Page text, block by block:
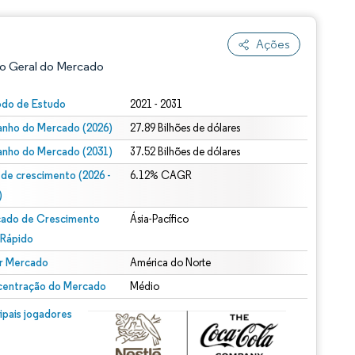
Ações
Geral do Mercado
de Estudo 2021 - 2031
do Mercado (2026) 27.89 Bilhões de dólares
do Mercado (2031) 37.52 Bilhões de dólares
de crescimento (2026 -
6.12% CAGR
de Crescimento
Ásia-Pacífico
Mercado América do Norte
do Mercado Médio
jogadores
© Mordor Intelligence. O reuso requer atribuição conforme CC BY 4.0.
conforme CC BY 4.0.